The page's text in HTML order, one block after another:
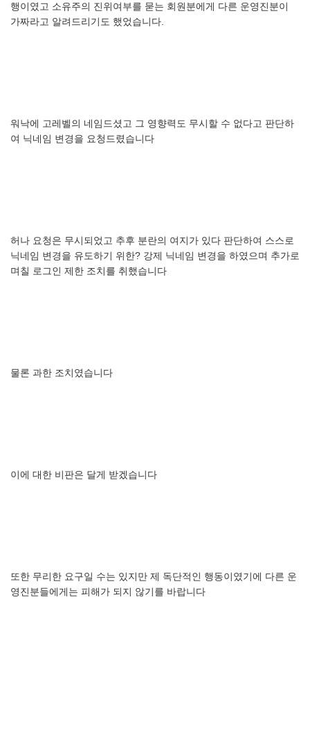
행이였고 소유주의 진위여부를 묻는 회원분에게 다른 운영진분이
가짜라고 알려드리기도 했었습니다
워낙에 고레벨의 네임드셨고 그 영향력도 무시할 수 없다고 판단하
여 닉네임 변경을 요청드렸습니다
허나 요청은 무시되었고 추후 분란의 여지가 있다 판단하여 스스로
닉네임 변경을 유도하기 위한? 강제 닉네임 변경을 하였으며 추가로
며칠 로그인 제한 조치를 취했습니다
물론 과한 조치였습니다
이에 대한 비판은 달게 받겠습니다
또한 무리한 요구일 수는 있지만 제 독단적인 행동이였기에 다른 운
영진분들에게는 피해가 되지 않기를 바랍니다